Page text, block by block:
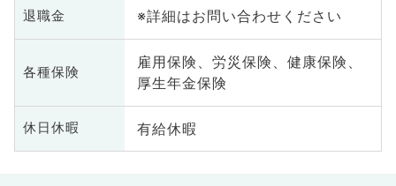
退職金 ※詳細はお問い合わせください
各種保険
雇用保険、労災保険、健康保険、
厚生年金保険
休日休暇 有給休暇